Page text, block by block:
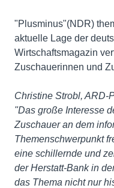
"Plusminus"(NDR)
aktuelle Lage der
Wirtschaftsmagazin
Zuschauerinnen und
Christine Strobl, ARD-
"Das große Interesse
Zuschauer an dem
Themenschwerpunkt
eine schillernde und
der Herstatt-Bank in
das Thema nicht nur